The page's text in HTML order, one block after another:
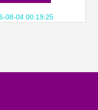
南行活動
08-04 00:19:25